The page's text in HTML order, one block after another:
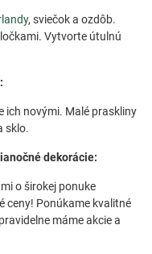
, sviečok a ozdôb.
Vytvorte útulnú
ich novými. Malé praskliny
sklo.
dekorácie:
o širokej ponuke
ceny! Ponúkame kvalitné
máme akcie a